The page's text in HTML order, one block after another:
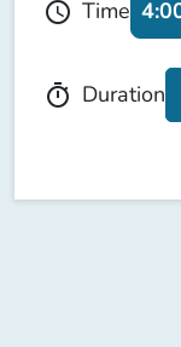
schedule Time
timer Duration